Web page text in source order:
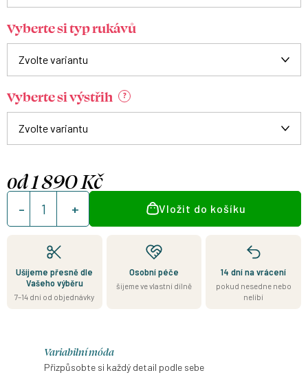
Vyberte si typ rukávů
Vyberte si výstřih ?
od1 890 Kč
Měrná
cena:
Vložit do košíku
Ušijeme přesně dle
Vašeho výběru
7–14 dní od objednávky
Osobní péče
šijeme ve vlastní dílně
14 dní na vrácení
pokud nesedne nebo
nelíbí
Variabilní móda
Přizpůsobte si každý detail podle sebe